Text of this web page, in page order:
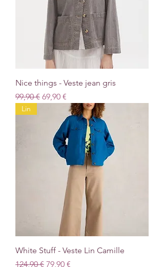
Nice things - Veste jean gris
Prix original
99,90 € Prix promotionnel
69,90 €
Lin
White Stuff - Veste Lin Camille
Prix original
124,90 € Prix promotionnel
79,90 €